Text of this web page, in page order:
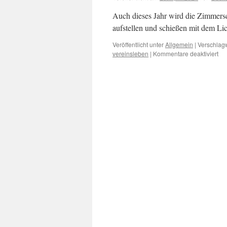
Auch dieses Jahr wird die
aufstellen und schießen mit dem
Veröffentlicht unterAllgemein |
vereinsleben | Kommentare deaktiviertfür